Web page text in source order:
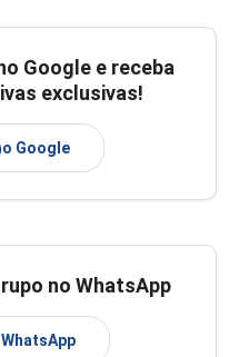
Google e receba
exclusivas!
Google
no WhatsApp